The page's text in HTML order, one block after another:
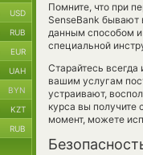
Помните, что при
SenseBank бывают
данным способом и
специальной
Старайтесь всегда
вашим услугам
устраивают,
курса вы
момент, можете
USD
RUB
EUR
UAH
BYN
KZT
RUB